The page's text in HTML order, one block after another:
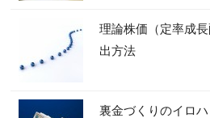
理論株価（定率成
出方法
裏金づくりのイロハ